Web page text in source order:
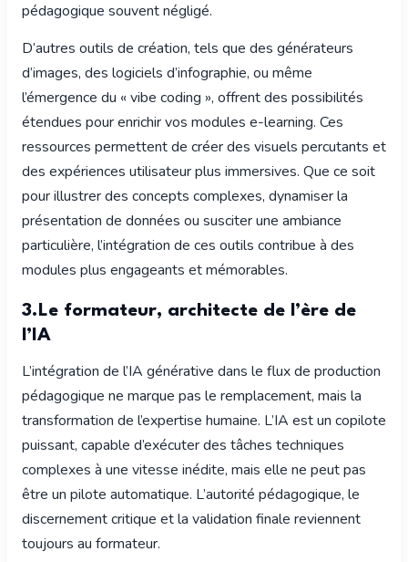
pédagogique souvent négligé.
D’autres outils de création, tels que des générateurs
d’images, des logiciels d’infographie, ou même
l’émergence du « vibe coding », offrent des possibilités
étendues pour enrichir vos modules e-learning. Ces
ressources permettent de créer des visuels percutants et
des expériences utilisateur plus immersives. Que ce soit
pour illustrer des concepts complexes, dynamiser la
présentation de données ou susciter une ambiance
particulière, l’intégration de ces outils contribue à des
modules plus engageants et mémorables.
3.Le formateur, architecte de l’ère de
l’IA
L’intégration de l’IA générative dans le flux de production
pédagogique ne marque pas le remplacement, mais la
transformation de l’expertise humaine. L’IA est un copilote
puissant, capable d’exécuter des tâches techniques
complexes à une vitesse inédite, mais elle ne peut pas
être un pilote automatique. L’autorité pédagogique, le
discernement critique et la validation finale reviennent
toujours au formateur.